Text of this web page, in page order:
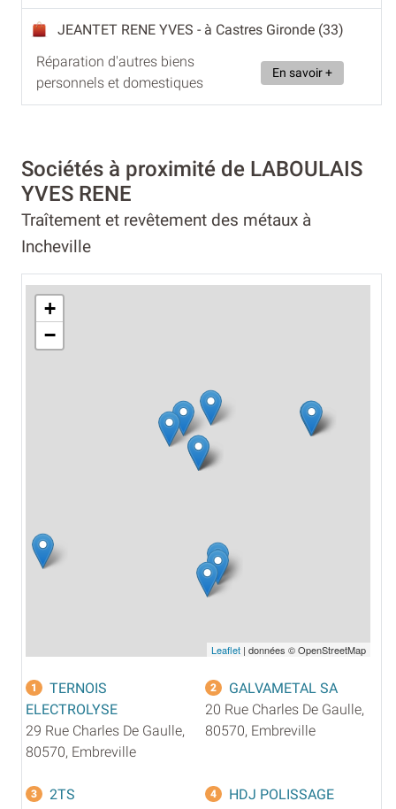
JEANTET RENE YVES - à Castres Gironde (33)
Réparation d'autres biens
personnels et domestiques
En savoir +
Sociétés à proximité de LABOULAIS
YVES RENE
Traîtement et revêtement des métaux à
Incheville
+
−
Leaflet | données © OpenStreetMap
1
TERNOIS
ELECTROLYSE
29 Rue Charles De Gaulle,
80570, Embreville
2
GALVAMETAL SA
20 Rue Charles De Gaulle,
80570, Embreville
3
2TS
4
HDJ POLISSAGE